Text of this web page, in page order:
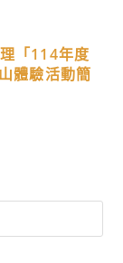
「114年度
體驗活動簡